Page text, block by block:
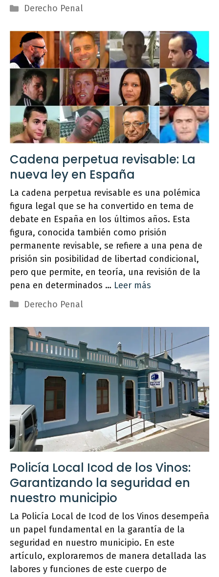
Categorías
Derecho Penal
Cadena perpetua revisable: La
nueva ley en España
La cadena perpetua revisable es una polémica
figura legal que se ha convertido en tema de
debate en España en los últimos años. Esta
figura, conocida también como prisión
permanente revisable, se refiere a una pena de
prisión sin posibilidad de libertad condicional,
pero que permite, en teoría, una revisión de la
pena en determinados … Leer más
Categorías
Derecho Penal
Policía Local Icod de los Vinos:
Garantizando la seguridad en
nuestro municipio
La Policía Local de Icod de los Vinos desempeña
un papel fundamental en la garantía de la
seguridad en nuestro municipio. En este
artículo, exploraremos de manera detallada las
labores y funciones de este cuerpo de